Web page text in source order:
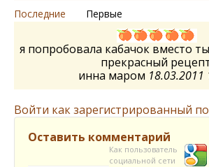
Последние Первые
я попробовала кабачок вместо
прекрасный
инна маром 18.03.2011
Войти как зарегистрированный
Оставить комментарий
Как пользователь
социальной сети